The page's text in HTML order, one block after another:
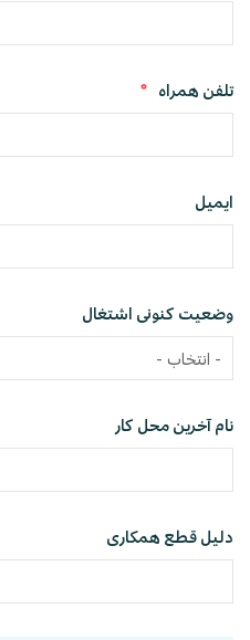
تلفن همراه *
ایمیل
وضعیت کنونی اشتغال
نام آخرین محل کار
دلیل قطع همکاری